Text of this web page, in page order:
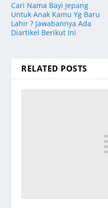
Cari Nama Bayi Jepang
Untuk Anak Kamu Yg Baru
Lahir ? Jawabannya Ada
Diartikel Berikut Ini
RELATED POSTS